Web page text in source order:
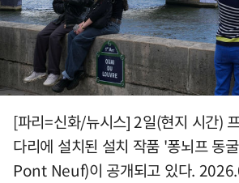
[파리=신화/뉴시스] 2일(현지 시간)
다리에 설치된 설치 작품 '퐁뇌프
Pont Neuf)이 공개되고 있다.